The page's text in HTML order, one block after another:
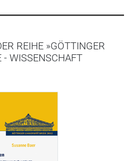
REIHE »GÖTTINGER
- WISSENSCHAFT